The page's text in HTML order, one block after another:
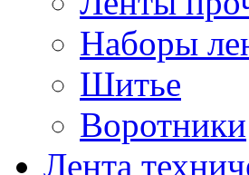
Наборы
Шитье
Воротники
Лента